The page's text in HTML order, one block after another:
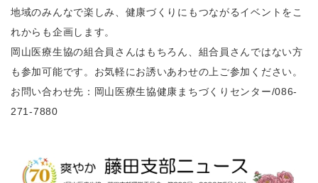
地域のみんなで楽しみ、健康づくりにもつながるイベントをこ
れからも企画します。
岡山医療生協の組合員さんはもちろん、組合員さんではない方
も参加可能です。お気軽にお誘いあわせの上ご参加ください。
お問い合わせ先：岡山医療生協健康まちづくりセンター/086-
271-7880